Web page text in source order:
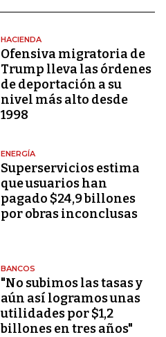
HACIENDA
Ofensiva migratoria de
Trump lleva las órdenes
de deportación a su
nivel más alto desde
1998
ENERGÍA
Superservicios estima
que usuarios han
pagado $24,9 billones
por obras inconclusas
BANCOS
"No subimos las tasas y
aún así logramos unas
utilidades por $1,2
billones en tres años"